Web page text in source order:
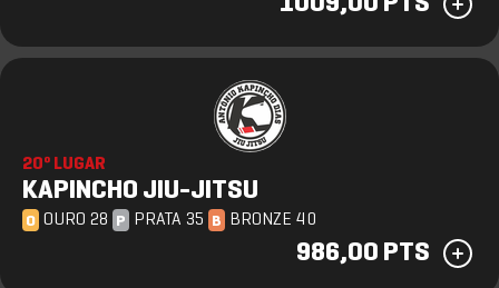
20º LUGAR
KAPINCHO JIU-JITSU
O OURO 28 P PRATA 35 B BRONZE 40
986,00 PTS